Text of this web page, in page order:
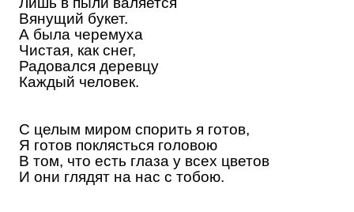
Вянущий букет.
А была черемуха
Чистая, как снег,
Радовался деревцу
Каждый человек.
C целым миром спорить я готов,
Я готов поклясться головою
В том, что есть глаза у всех цветов
И они глядят на нас с тобою.